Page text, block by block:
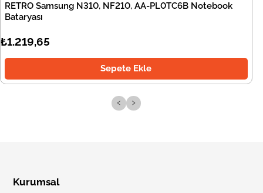
RETRO Samsung N310, NF210, AA-PL0TC6B Notebook
Bataryası
₺1.219,65
Sepete Ekle
‹ ›
Kurumsal